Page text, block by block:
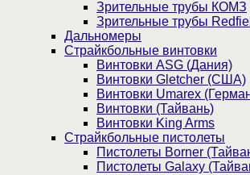
Зрительные трубы КОМЗ
Зрительные трубы
Дальномеры
Страйкбольные винтовки
Винтовки ASG (Дания)
Винтовки Gletcher (США)
Винтовки Umarex
Винтовки (Тайвань)
Винтовки King Arms
Страйкбольные пистолеты
Пистолеты Borner
Пистолеты Galaxy